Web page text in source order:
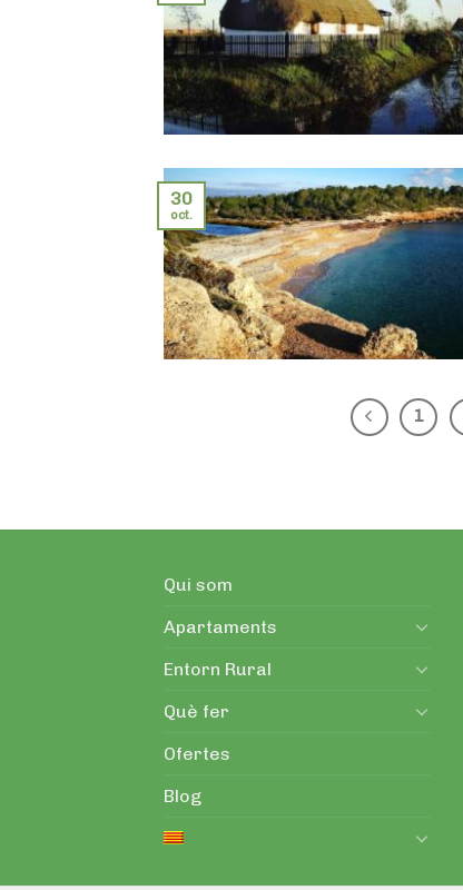
30
oct.
1
Qui som
Apartaments
Entorn Rural
Què fer
Ofertes
Blog